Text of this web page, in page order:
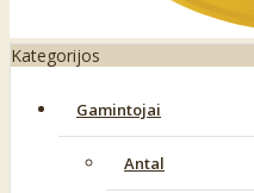
Kategorijos
Gamintojai
Antal